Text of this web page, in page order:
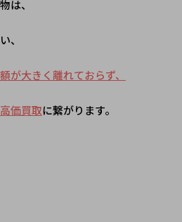
は、
、
が大きく離れておらず、
価買取に繋がります。